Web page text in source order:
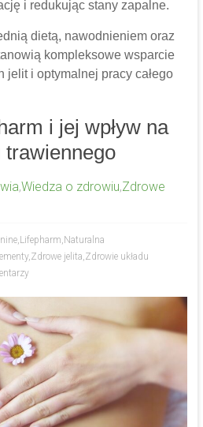
i redukując stany zapalne.
dietą, nawodnieniem oraz
kompleksowe wsparcie
jelit i optymalnej pracy całego
i jej wpływ na
trawiennego
,Wiedza o zdrowiu,Zdrowe
, Lifepharm, Naturalna
,Zdrowe jelita,Zdrowie układu